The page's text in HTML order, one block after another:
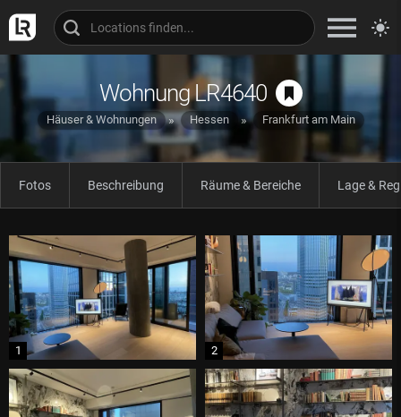
Wohnung LR4640
Häuser & Wohnungen Hessen Frankfurt am Main
Fotos Beschreibung Räume & Bereiche Lage &